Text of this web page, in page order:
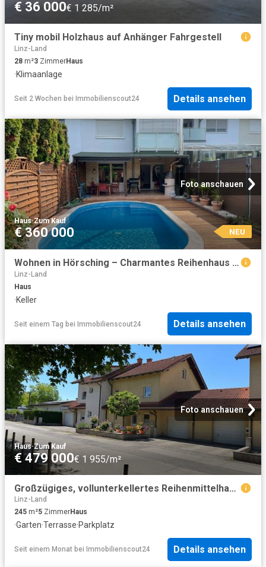
€ 36 000€ 1 285/m²
Tiny mobil Holzhaus auf Anhänger Fahrgestell
Linz-Land
28 m²3 ZimmerHaus
·Klimaanlage
Seit 2 Wochen bei Immobilienscout24 Details ansehen
Foto anschauen
Haus·Zum Kauf
€ 360 000 NEU
Wohnen in Hörsching – Charmantes Reihenhaus mit Wohlfühlcharakter
Linz-Land
Haus
·Keller
Seit einem Tag bei Immobilienscout24 Details ansehen
Foto anschauen
Haus·Zum Kauf
€ 479 000€ 1 955/m²
Großzügiges, vollunterkellertes Reihenmittelhaus mit Garten, Garage & ca. 245 m² Gesamtnutzfläche in Ansfelden
Linz-Land
245 m²5 ZimmerHaus
·Garten·Terrasse·Parkplatz
Seit einem Monat bei Immobilienscout24 Details ansehen